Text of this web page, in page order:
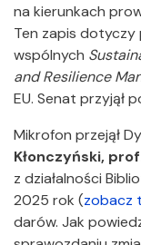
na kierunkach
Ten zapis
wspólnych
and Resilience
EU. Senat przyjął
Mikrofon przejął
Kłonczyński,
z działalności
2025 rok (zobacz
darów. Jak